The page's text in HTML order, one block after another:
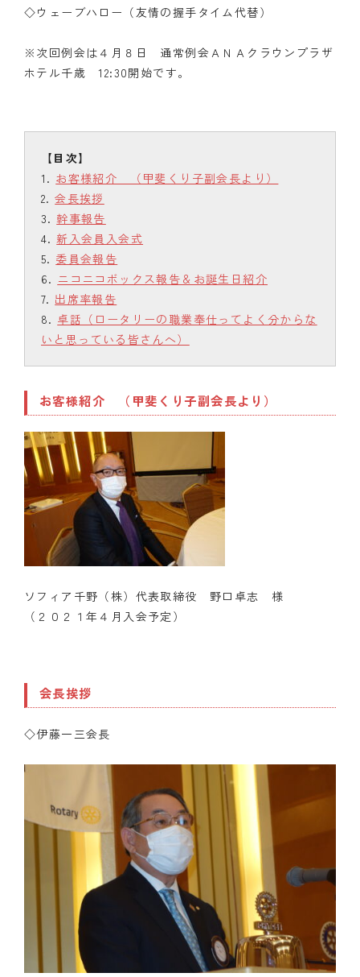
◇ウェーブハロー（友情の握手タイム代替）
※次回例会は４月８日 通常例会ＡＮＡクラウンプラザ
ホテル千歳 12:30開始です。
お客様紹介 （甲斐くり子副会長より）
会長挨拶
幹事報告
新入会員入会式
委員会報告
ニコニコボックス報告＆お誕生日紹介
出席率報告
卓話（ロータリーの職業奉仕ってよく分からな
いと思っている皆さんへ）
お客様紹介 （甲斐くり子副会長より）
ソフィア千野（株）代表取締役 野口卓志 様
（２０２１年４月入会予定）
会長挨拶
◇伊藤一三会長